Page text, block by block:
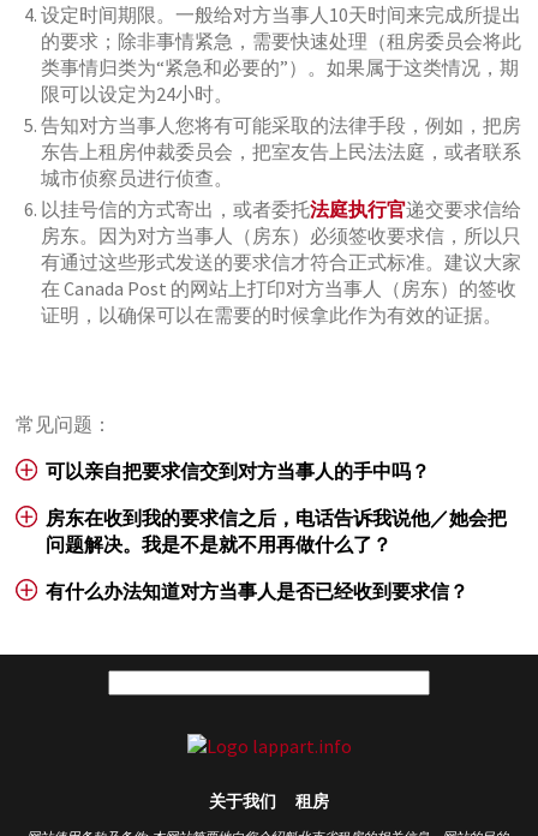
设定时间期限。一般给对方当事人10天时间来完成所提出
的要求；除非事情紧急，需要快速处理（租房委员会将此
类事情归类为“紧急和必要的”）。如果属于这类情况，期
限可以设定为24小时。
告知对方当事人您将有可能采取的法律手段，例如，把房
东告上租房仲裁委员会，把室友告上民法法庭，或者联系
城市侦察员进行侦查。
以挂号信的方式寄出，或者委托法庭执行官递交要求信给
房东。因为对方当事人（房东）必须签收要求信，所以只
有通过这些形式发送的要求信才符合正式标准。建议大家
在 Canada Post 的网站上打印对方当事人（房东）的签收
证明，以确保可以在需要的时候拿此作为有效的证据。
常见问题：
可以亲自把要求信交到对方当事人的手中吗？
房东在收到我的要求信之后，电话告诉我说他／她会把
问题解决。我是不是就不用再做什么了？
有什么办法知道对方当事人是否已经收到要求信？
关于我们 租房